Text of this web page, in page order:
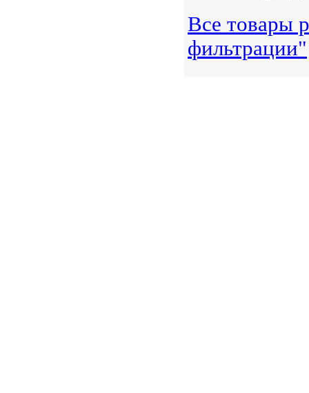
Все товары
фильтрации"